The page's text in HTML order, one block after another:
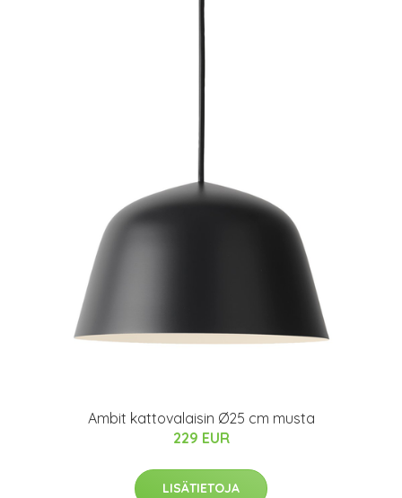
Ambit kattovalaisin Ø25 cm musta
229 EUR
LISÄTIETOJA